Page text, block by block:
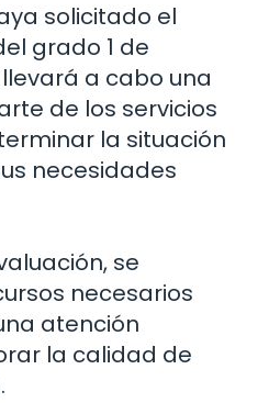
solicitado el
grado 1 de
a cabo una
de los servicios
la situación
necesidades
se
necesarios
atención
la calidad de